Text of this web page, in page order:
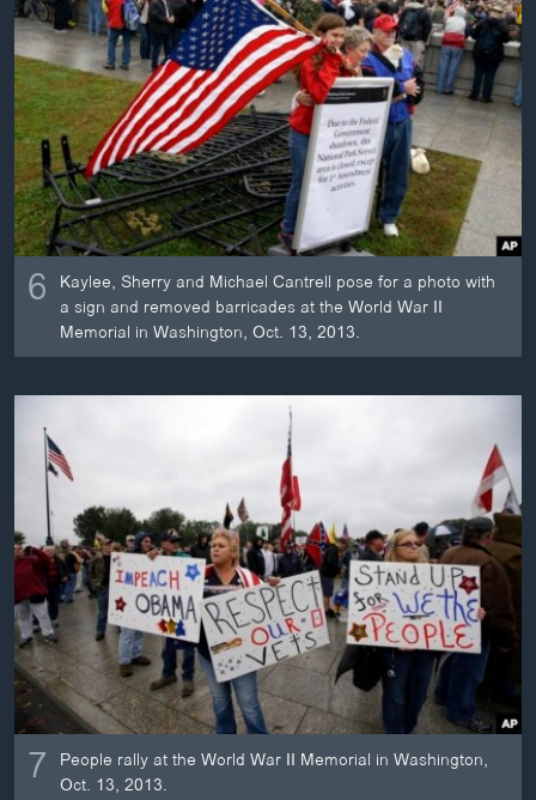
6 Kaylee, Sherry and Michael Cantrell pose for a photo with
a sign and removed barricades at the World War II
Memorial in Washington, Oct. 13, 2013.
7 People rally at the World War II Memorial in Washington,
Oct. 13, 2013.